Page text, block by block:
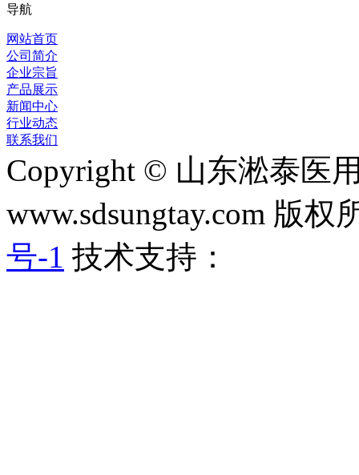
导航
网站首页
公司简介
企业宗旨
产品展示
新闻中心
行业动态
联系我们
Copyright © 山东淞泰医
www.sdsungtay.com 版权
号-1 技术支持：